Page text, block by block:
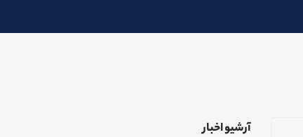
آرشیو اخبار